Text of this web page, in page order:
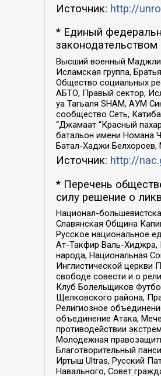
Источник: http://
* Единый
Высший военный
Исламская группа,
Общество социальных
АБТО, Правый сектор,
уа Тагьаля SHAM, АУМ
сообщество Сеть,
“Джамаат “Красный
батальон имени Номана
Батал-Хаджи Белхороев,
Источник: http://
* Перечень
силу решение о
Национал-
Славянская Община
Русское национальное
Ат-Такфир Валь-Хиджра,
народа, Национальная
Инглистической церкви
свободе совести и о
Клуб Болельщиков
Щелковского района,
Религиозное
объединение Атака,
противодействии
Молодежная
Благотворительный
Иртыш Ultras, Русский
Навального, Совет